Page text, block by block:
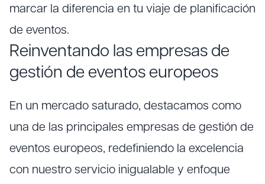
marcar la diferencia en tu viaje de planificación
de eventos.
Reinventando las empresas de
gestión de eventos europeos
En un mercado saturado, destacamos como
una de las principales empresas de gestión de
eventos europeos, redefiniendo la excelencia
con nuestro servicio inigualable y enfoque